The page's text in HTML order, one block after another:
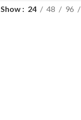
Show 24 48 96